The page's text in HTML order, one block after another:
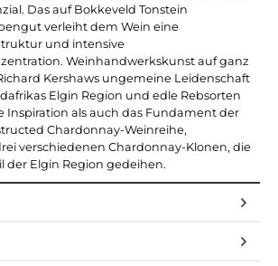
Das auf Bokkeveld Tonstein
verleiht dem Wein eine
und intensive
Weinhandwerkskunst auf ganz
Kershaws ungemeine Leidenschaft
Elgin Region und edle Rebsorten
Inspiration als auch das Fundament der
Chardonnay-Weinreihe,
verschiedenen Chardonnay-Klonen, die
der Elgin Region gedeihen.